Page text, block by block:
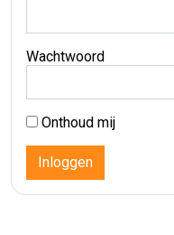
Wachtwoord
Onthoud mij